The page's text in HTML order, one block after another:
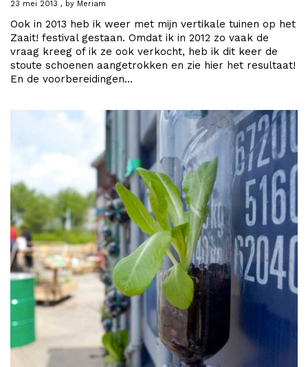
23 mei 2013 by Meriam
Ook in 2013 heb ik weer met mijn vertikale tuinen op het
Zaait! festival gestaan. Omdat ik in 2012 zo vaak de
vraag kreeg of ik ze ook verkocht, heb ik dit keer de
stoute schoenen aangetrokken en zie hier het resultaat!
En de voorbereidingen…